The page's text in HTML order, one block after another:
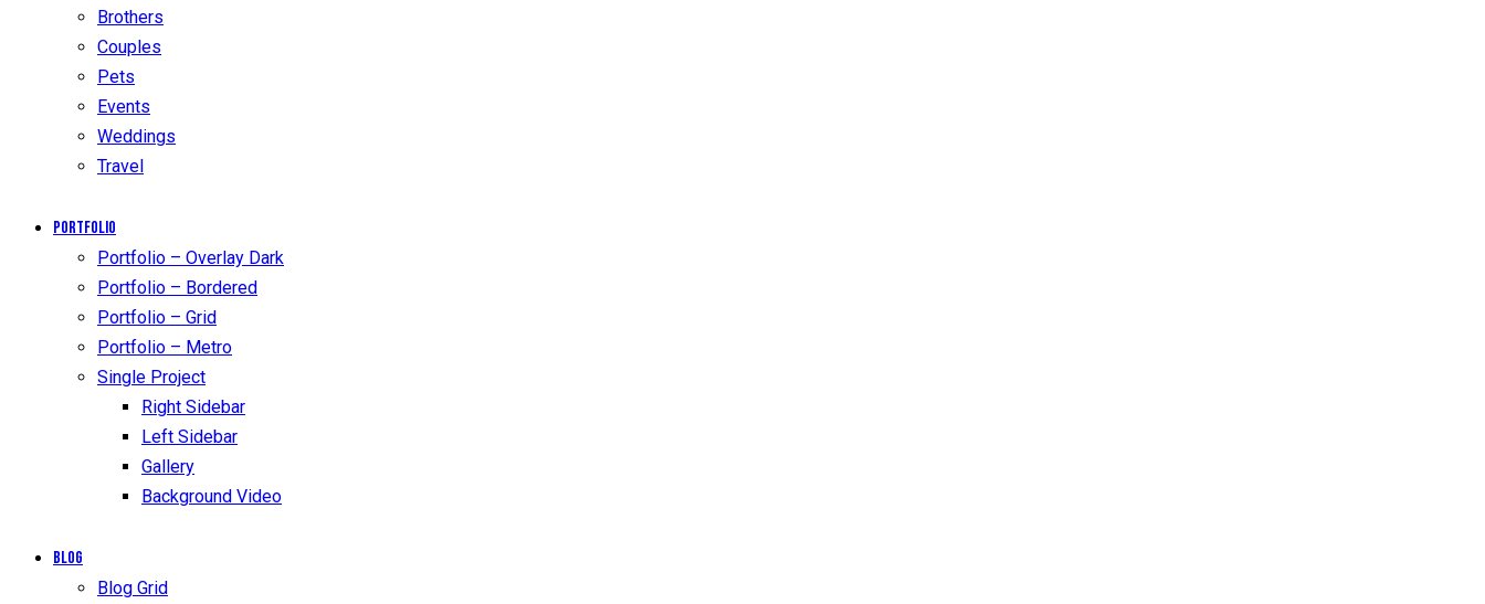
Brothers
Couples
Pets
Events
Weddings
Travel
Portfolio
Portfolio – Overlay Dark
Portfolio – Bordered
Portfolio – Grid
Portfolio – Metro
Single Project
Right Sidebar
Left Sidebar
Gallery
Background Video
Blog
Blog Grid